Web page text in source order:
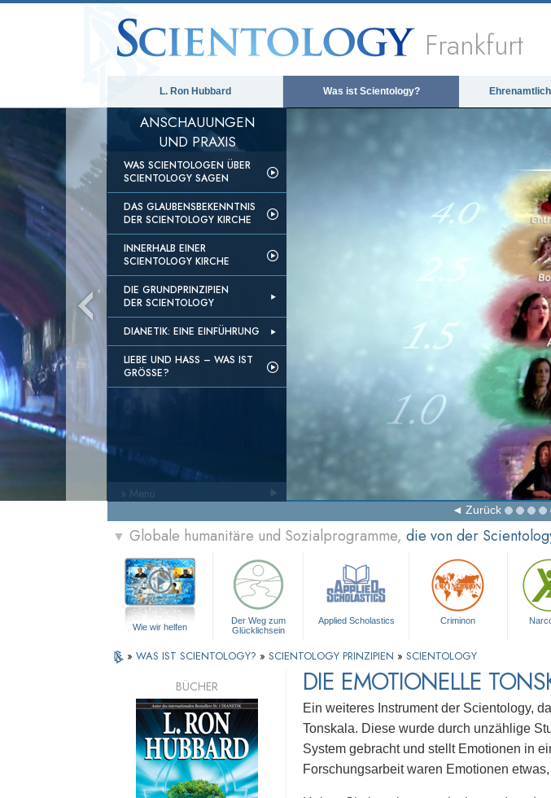
Frankfurt
L. Ron Hubbard Was ist Scientology?
ANSCHAUUNGEN
UND PRAXIS
WAS SCIENTOLOGEN ÜBER
SCIENTOLOGY SAGEN
DAS GLAUBENSBEKENNTNIS
DER SCIENTOLOGY KIRCHE
INNERHALB EINER
SCIENTOLOGY KIRCHE
DIE GRUNDPRINZIPIEN
DER SCIENTOLOGY
DIANETIK: EINE EINFÜHRUNG
LIEBE UND HASS – WAS IST
GRÖSSE?
Zurück
» Menü
▼ Globale humanitäre und Sozialprogramme, die von der
Wie wir helfen
Der Weg zum
Glücklichsein
Applied Scholastics Criminon
» WAS IST SCIENTOLOGY? » SCIENTOLOGY PRINZIPIEN » SCIENTOLOGY
DIE EMOTIONELLE
Ein weiteres Instrument der Scientology,
Tonskala. Diese wurde durch unzählige
System gebracht und stellt Emotionen in
Forschungsarbeit waren Emotionen
BÜCHER